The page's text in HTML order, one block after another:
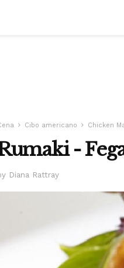
Cibo americano Chicken
-
Diana Rattray